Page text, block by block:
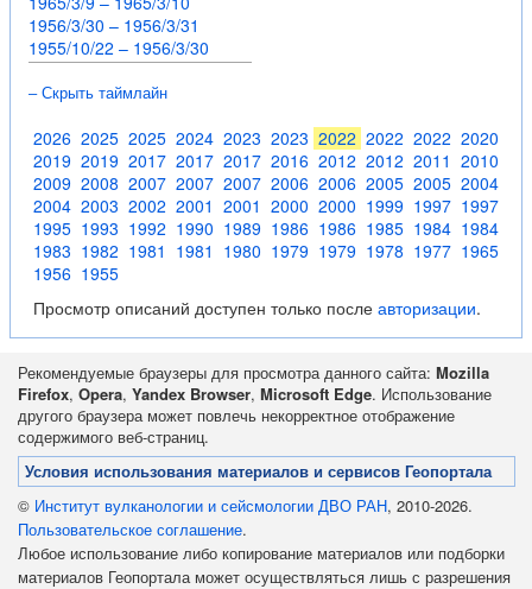
1956/3/30 – 1956/3/31
1955/10/22 – 1956/3/30
– Скрыть таймлайн
2026 2025 2025 2024 2023 2023 2022 2022 2022 2020
2019 2019 2017 2017 2017 2016 2012 2012 2011 2010
2009 2008 2007 2007 2007 2006 2006 2005 2005 2004
2004 2003 2002 2001 2001 2000 2000 1999 1997 1997
1995 1993 1992 1990 1989 1986 1986 1985 1984 1984
1983 1982 1981 1981 1980 1979 1979 1978 1977 1965
1956 1955
Просмотр описаний доступен только после авторизации.
Рекомендуемые браузеры для просмотра данного сайта: Mozilla
Firefox, Opera, Yandex Browser, Microsoft Edge. Использование
другого браузера может повлечь некорректное отображение
содержимого веб-страниц.
Условия использования материалов и сервисов Геопортала
© Институт вулканологии и сейсмологии ДВО РАН, 2010-2026.
Пользовательское соглашение.
Любое использование либо копирование материалов или подборки
материалов Геопортала может осуществляться лишь с разрешения